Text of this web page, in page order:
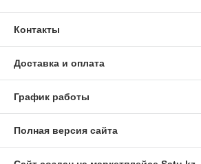
Контакты
Доставка и оплата
График работы
Полная версия сайта